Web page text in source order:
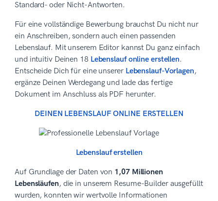
Standard- oder Nicht-Antworten.
Für eine vollständige Bewerbung brauchst Du nicht nur
ein Anschreiben, sondern auch einen passenden
Lebenslauf. Mit unserem Editor kannst Du ganz einfach
und intuitiv Deinen 18 Lebenslauf online erstellen.
Entscheide Dich für eine unserer Lebenslauf-Vorlagen,
ergänze Deinen Werdegang und lade das fertige
Dokument im Anschluss als PDF herunter.
DEINEN LEBENSLAUF ONLINE ERSTELLEN
Lebenslauf erstellen
Auf Grundlage der Daten von 1,07 Millionen
Lebensläufen, die in unserem Resume-Builder ausgefüllt
wurden, konnten wir wertvolle Informationen